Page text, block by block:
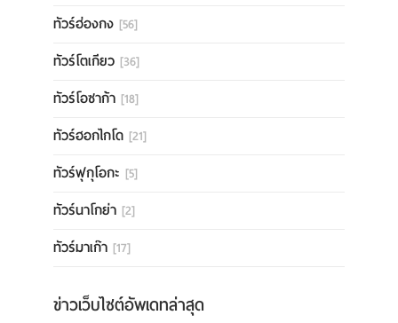
ทัวร์ฮ่องกง [56]
ทัวร์โตเกียว [36]
ทัวร์โอซาก้า [18]
ทัวร์ฮอกไกโด [21]
ทัวร์ฟุกุโอกะ [5]
ทัวร์นาโกย่า [2]
ทัวร์มาเก๊า [17]
ข่าวเว็บไซต์อัพเดทล่าสุด